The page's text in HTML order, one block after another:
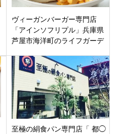
ヴィーガンバーガー専門店
「アインソフリプル」兵庫県
芦屋市海洋町のライフガーデ
至極の絹食パン専門店「 都◯